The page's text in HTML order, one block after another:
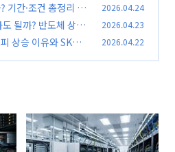
기간·조건 총정리 (2
2026.04.24
될까? 반도체 상승
2026.04.23
상승 이유와 SK하
2026.04.22